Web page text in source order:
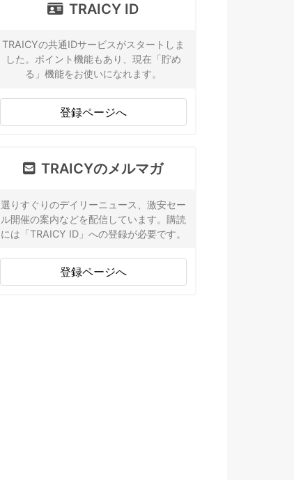
TRAICY ID
TRAICYの共通IDサービスがスタートしま
した。ポイント機能もあり、現在「貯め
る」機能をお使いになれます。
登録ページへ
TRAICYのメルマガ
選りすぐりのデイリーニュース、激安セー
ル開催の案内などを配信しています。購読
には「TRAICY ID」への登録が必要です。
登録ページへ